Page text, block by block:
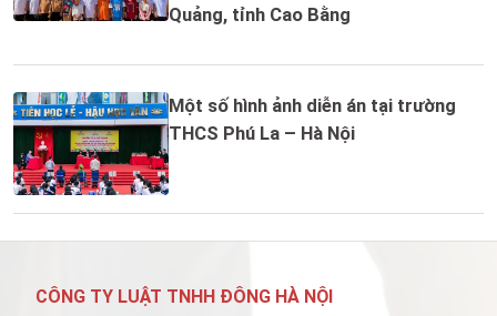
Quảng, tỉnh Cao Bằng
Một số hình ảnh diễn án tại trường
THCS Phú La – Hà Nội
CÔNG TY LUẬT TNHH ĐÔNG HÀ NỘI